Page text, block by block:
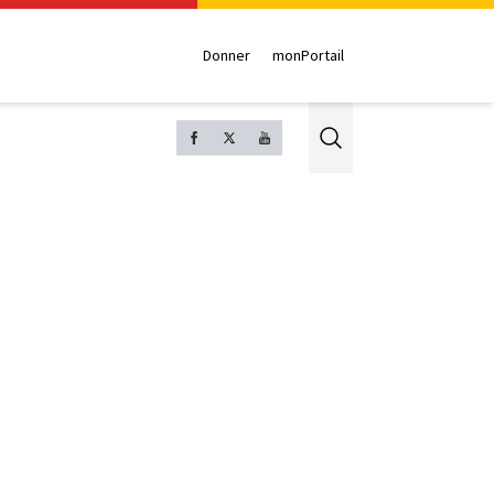
Donner monPortail
Search